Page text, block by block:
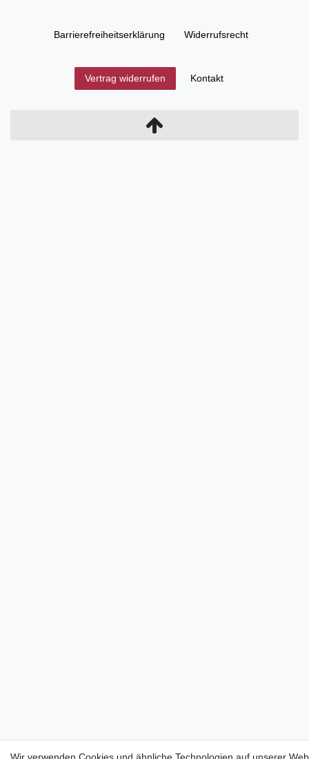
Barrierefreiheitserklärung Widerrufs­recht
Vertrag widerrufen Kontakt